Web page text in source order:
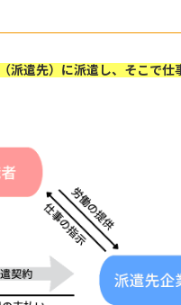
派遣先）に派遣し、そこで仕